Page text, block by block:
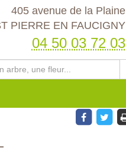
405 avenue de la Plaine
PIERRE EN FAUCIGNY
04 50 03 72 03